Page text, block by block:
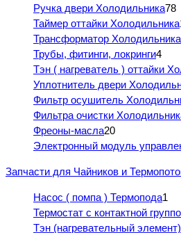
Ручка двери Холодильника78
Таймер оттайки Холодильника
Трансформатор Холодильника
Трубы, фитинги, локринги4
Тэн ( нагреватель ) оттайки
Уплотнитель двери
Фильтр осушитель
Фильтра очистки
Фреоны-масла20
Электронный модуль
Запчасти для Чайников и
Насос ( помпа ) Термопода1
Термостат с контактной
Тэн (нагревательный